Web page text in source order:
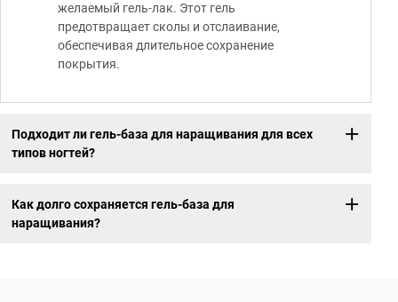
желаемый гель-лак. Этот гель
предотвращает сколы и отслаивание,
обеспечивая длительное сохранение
покрытия.
Подходит ли гель-база для наращивания для всех
типов ногтей?
Как долго сохраняется гель-база для
наращивания?